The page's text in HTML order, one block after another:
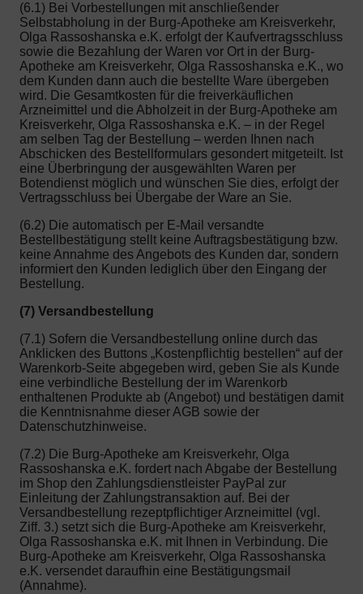
(6.1) Bei Vorbestellungen mit anschließender
Selbstabholung in der Burg-Apotheke am Kreisverkehr,
Olga Rassoshanska e.K. erfolgt der Kaufvertragsschluss
sowie die Bezahlung der Waren vor Ort in der Burg-
Apotheke am Kreisverkehr, Olga Rassoshanska e.K., wo
dem Kunden dann auch die bestellte Ware übergeben
wird. Die Gesamtkosten für die freiverkäuflichen
Arzneimittel und die Abholzeit in der Burg-Apotheke am
Kreisverkehr, Olga Rassoshanska e.K. – in der Regel
am selben Tag der Bestellung – werden Ihnen nach
Abschicken des Bestellformulars gesondert mitgeteilt. Ist
eine Überbringung der ausgewählten Waren per
Botendienst möglich und wünschen Sie dies, erfolgt der
Vertragsschluss bei Übergabe der Ware an Sie.
(6.2) Die automatisch per E-Mail versandte
Bestellbestätigung stellt keine Auftragsbestätigung bzw.
keine Annahme des Angebots des Kunden dar, sondern
informiert den Kunden lediglich über den Eingang der
Bestellung.
(7) Versandbestellung
(7.1) Sofern die Versandbestellung online durch das
Anklicken des Buttons „Kostenpflichtig bestellen“ auf der
Warenkorb-Seite abgegeben wird, geben Sie als Kunde
eine verbindliche Bestellung der im Warenkorb
enthaltenen Produkte ab (Angebot) und bestätigen damit
die Kenntnisnahme dieser AGB sowie der
Datenschutzhinweise.
(7.2) Die Burg-Apotheke am Kreisverkehr, Olga
Rassoshanska e.K. fordert nach Abgabe der Bestellung
im Shop den Zahlungsdienstleister PayPal zur
Einleitung der Zahlungstransaktion auf. Bei der
Versandbestellung rezeptpflichtiger Arzneimittel (vgl.
Ziff. 3.) setzt sich die Burg-Apotheke am Kreisverkehr,
Olga Rassoshanska e.K. mit Ihnen in Verbindung. Die
Burg-Apotheke am Kreisverkehr, Olga Rassoshanska
e.K. versendet daraufhin eine Bestätigungsmail
(Annahme).